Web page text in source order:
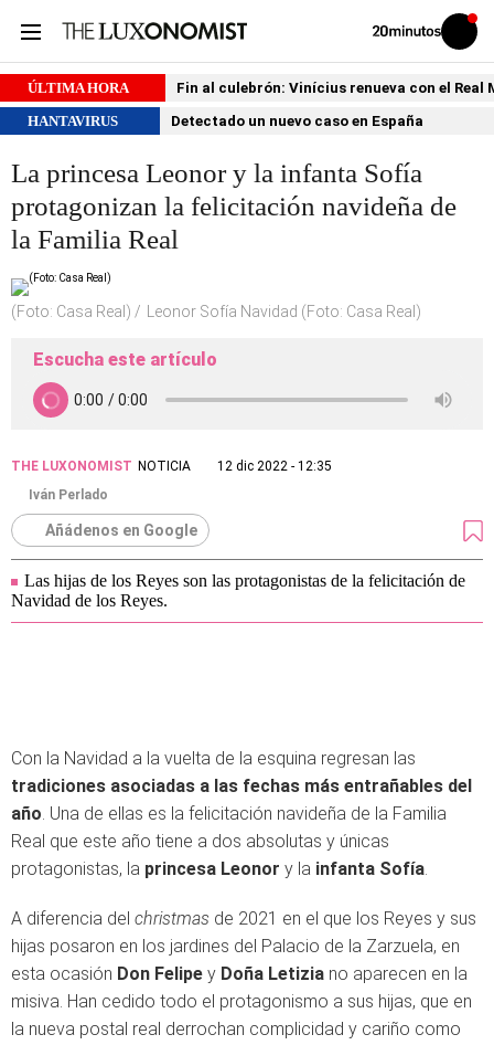
Volver
Iniciar
sesión
ÚLTIMA HORA
Fin al culebrón: Vinícius renueva con el Real
HANTAVIRUS
Detectado un nuevo caso en España
La princesa Leonor y la infanta Sofía
protagonizan la felicitación navideña de
la Familia Real
(Foto: Casa Real) Leonor Sofía Navidad (Foto: Casa Real)
Escucha este artículo
THE LUXONOMIST NOTICIA
12 dic 2022 - 12:35
Iván Perlado
Añádenos en Google
Las hijas de los Reyes son las protagonistas de la felicitación de
Navidad de los Reyes.
Con la Navidad a la vuelta de la esquina regresan las
tradiciones asociadas a las fechas más entrañables del
año. Una de ellas es la felicitación navideña de la Familia
Real que este año tiene a dos absolutas y únicas
protagonistas, la princesa Leonor y la infanta Sofía.
A diferencia del christmas de 2021 en el que los Reyes y sus
hijas posaron en los jardines del Palacio de la Zarzuela, en
esta ocasión Don Felipe y Doña Letizia no aparecen en la
misiva. Han cedido todo el protagonismo a sus hijas, que en
la nueva postal real derrochan complicidad y cariño como